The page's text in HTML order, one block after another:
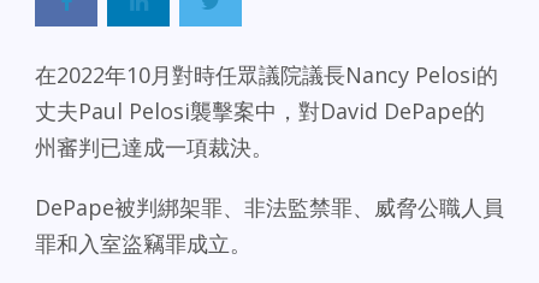
在2022年10月對時任眾議院議長Nancy Pelosi的
丈夫Paul Pelosi襲擊案中，對David DePape的
州審判已達成一項裁決。
DePape被判綁架罪、非法監禁罪、威脅公職人員
罪和入室盜竊罪成立。